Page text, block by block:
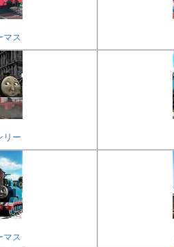
マス
リー
マス